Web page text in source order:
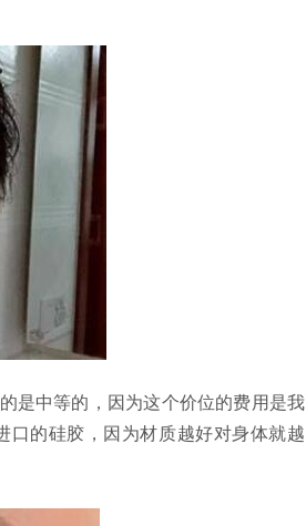
中等的，因为这个价位的费用是我
口的硅胶，因为材质越好对身体就越